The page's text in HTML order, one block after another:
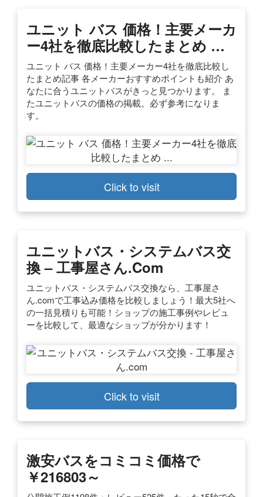
ユニット バス 価格！主要メーカ
ー4社を徹底比較したまとめ …
ユニット バス 価格！主要メーカー4社を徹底比較し
たまとめ記事 各メーカーおすすめポイントも紹介 あ
なたに合うユニットバスがきっと見つかります。 ま
たユニットバスの価格の掲載。必ず参考になりま
す。
Click to visit
ユニットバス・システムバス交
換 – 工事屋さん.com
ユニットバス・システムバス交換なら、工事屋さ
ん.comで工事込み価格を比較しましょう！最大5社へ
の一括見積りも可能！ショップの施工事例やレビュ
ーを比較して、最適なショップが分かります！
Click to visit
激安バスをコミコミ価格で
￥216803～